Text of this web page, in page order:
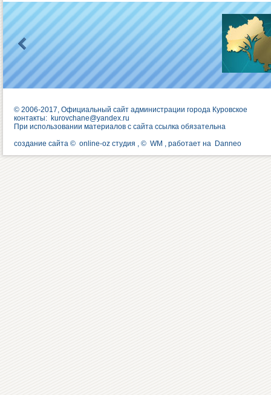
© 2006-2017, Официальный сайт администрации города Куровское
контакты: kurovchane@yandex.ru
При использовании материалов с сайта ссылка обязательна
создание сайта © online-oz студия , © WM , работает на Danneo